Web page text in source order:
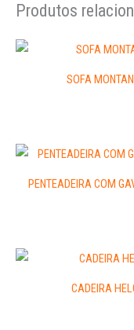
Produtos
SOFA
PENTEADEIRA COM
CADEIRA